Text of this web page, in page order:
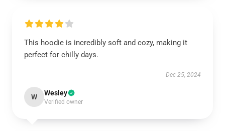
This hoodie is incredibly soft and cozy, making it
perfect for chilly days.
Dec 25, 2024
W Wesley
Verified owner